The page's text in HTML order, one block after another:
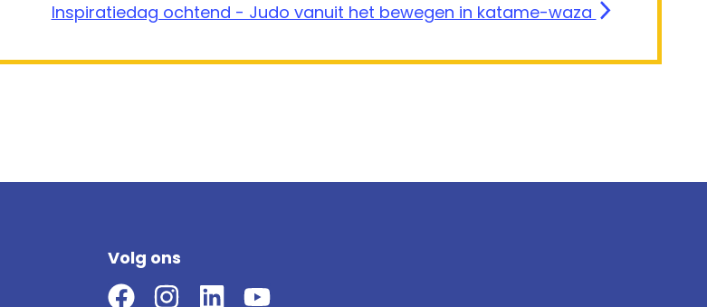
Inspiratiedag ochtend - Judo vanuit het bewegen in katame-waza
Volg ons